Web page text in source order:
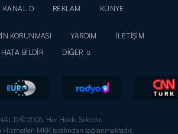
KANAL D REKLAM
KÜNYE
KORUNMASI
YARDIM
İLETİŞİM
HATA BİLDİR
DİĞER
D © 2026. Her Hakkı Saklıdır.
MKK tarafından sağlanmaktadır.